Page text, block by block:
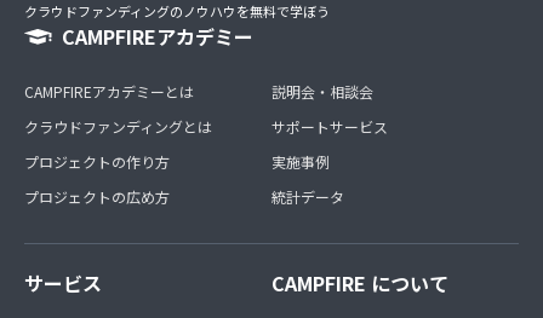
クラウドファンディングのノウハウを無料で学ぼう
CAMPFIREアカデミー
CAMPFIREアカデミーとは
クラウドファンディングとは
プロジェクトの作り方
プロジェクトの広め方
説明会・相談会
サポートサービス
実施事例
統計データ
サービス CAMPFIRE について